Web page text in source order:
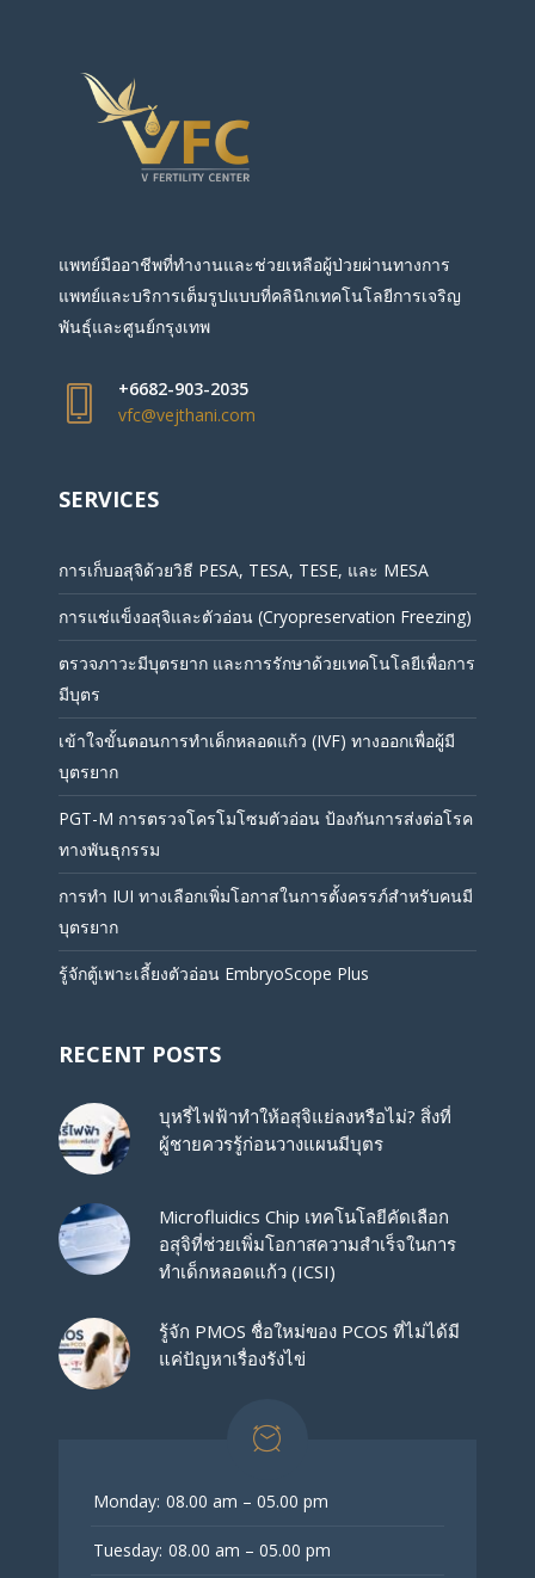
แพทย์มืออาชีพที่ทำงานและช่วยเหลือผู้ป่วยผ่านทางการ
แพทย์และบริการเต็มรูปแบบที่คลินิกเทคโนโลยีการเจริญ
พันธุ์และศูนย์กรุงเทพ
+6682-903-2035
vfc@vejthani.com
SERVICES
การเก็บอสุจิด้วยวิธี PESA, TESA, TESE, และ MESA
การแช่แข็งอสุจิและตัวอ่อน (Cryopreservation Freezing)
ตรวจภาวะมีบุตรยาก และการรักษาด้วยเทคโนโลยีเพื่อการ
มีบุตร
เข้าใจขั้นตอนการทำเด็กหลอดแก้ว (IVF) ทางออกเพื่อผู้มี
บุตรยาก
PGT-M การตรวจโครโมโซมตัวอ่อน ป้องกันการส่งต่อโรค
ทางพันธุกรรม
การทำ IUI ทางเลือกเพิ่มโอกาสในการตั้งครรภ์สำหรับคนมี
บุตรยาก
รู้จักตู้เพาะเลี้ยงตัวอ่อน EmbryoScope Plus
RECENT POSTS
บุหรี่ไฟฟ้าทำให้อสุจิแย่ลงหรือไม่? สิ่งที่
ผู้ชายควรรู้ก่อนวางแผนมีบุตร
Microfluidics Chip เทคโนโลยีคัดเลือก
อสุจิที่ช่วยเพิ่มโอกาสความสำเร็จในการ
ทำเด็กหลอดแก้ว (ICSI)
รู้จัก PMOS ชื่อใหม่ของ PCOS ที่ไม่ได้มี
แค่ปัญหาเรื่องรังไข่
Monday: 08.00 am – 05.00 pm
Tuesday: 08.00 am – 05.00 pm